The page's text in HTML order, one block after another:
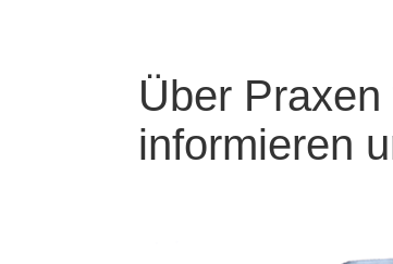
Über
informieren